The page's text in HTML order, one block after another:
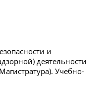
и
деятельности
Учебно-